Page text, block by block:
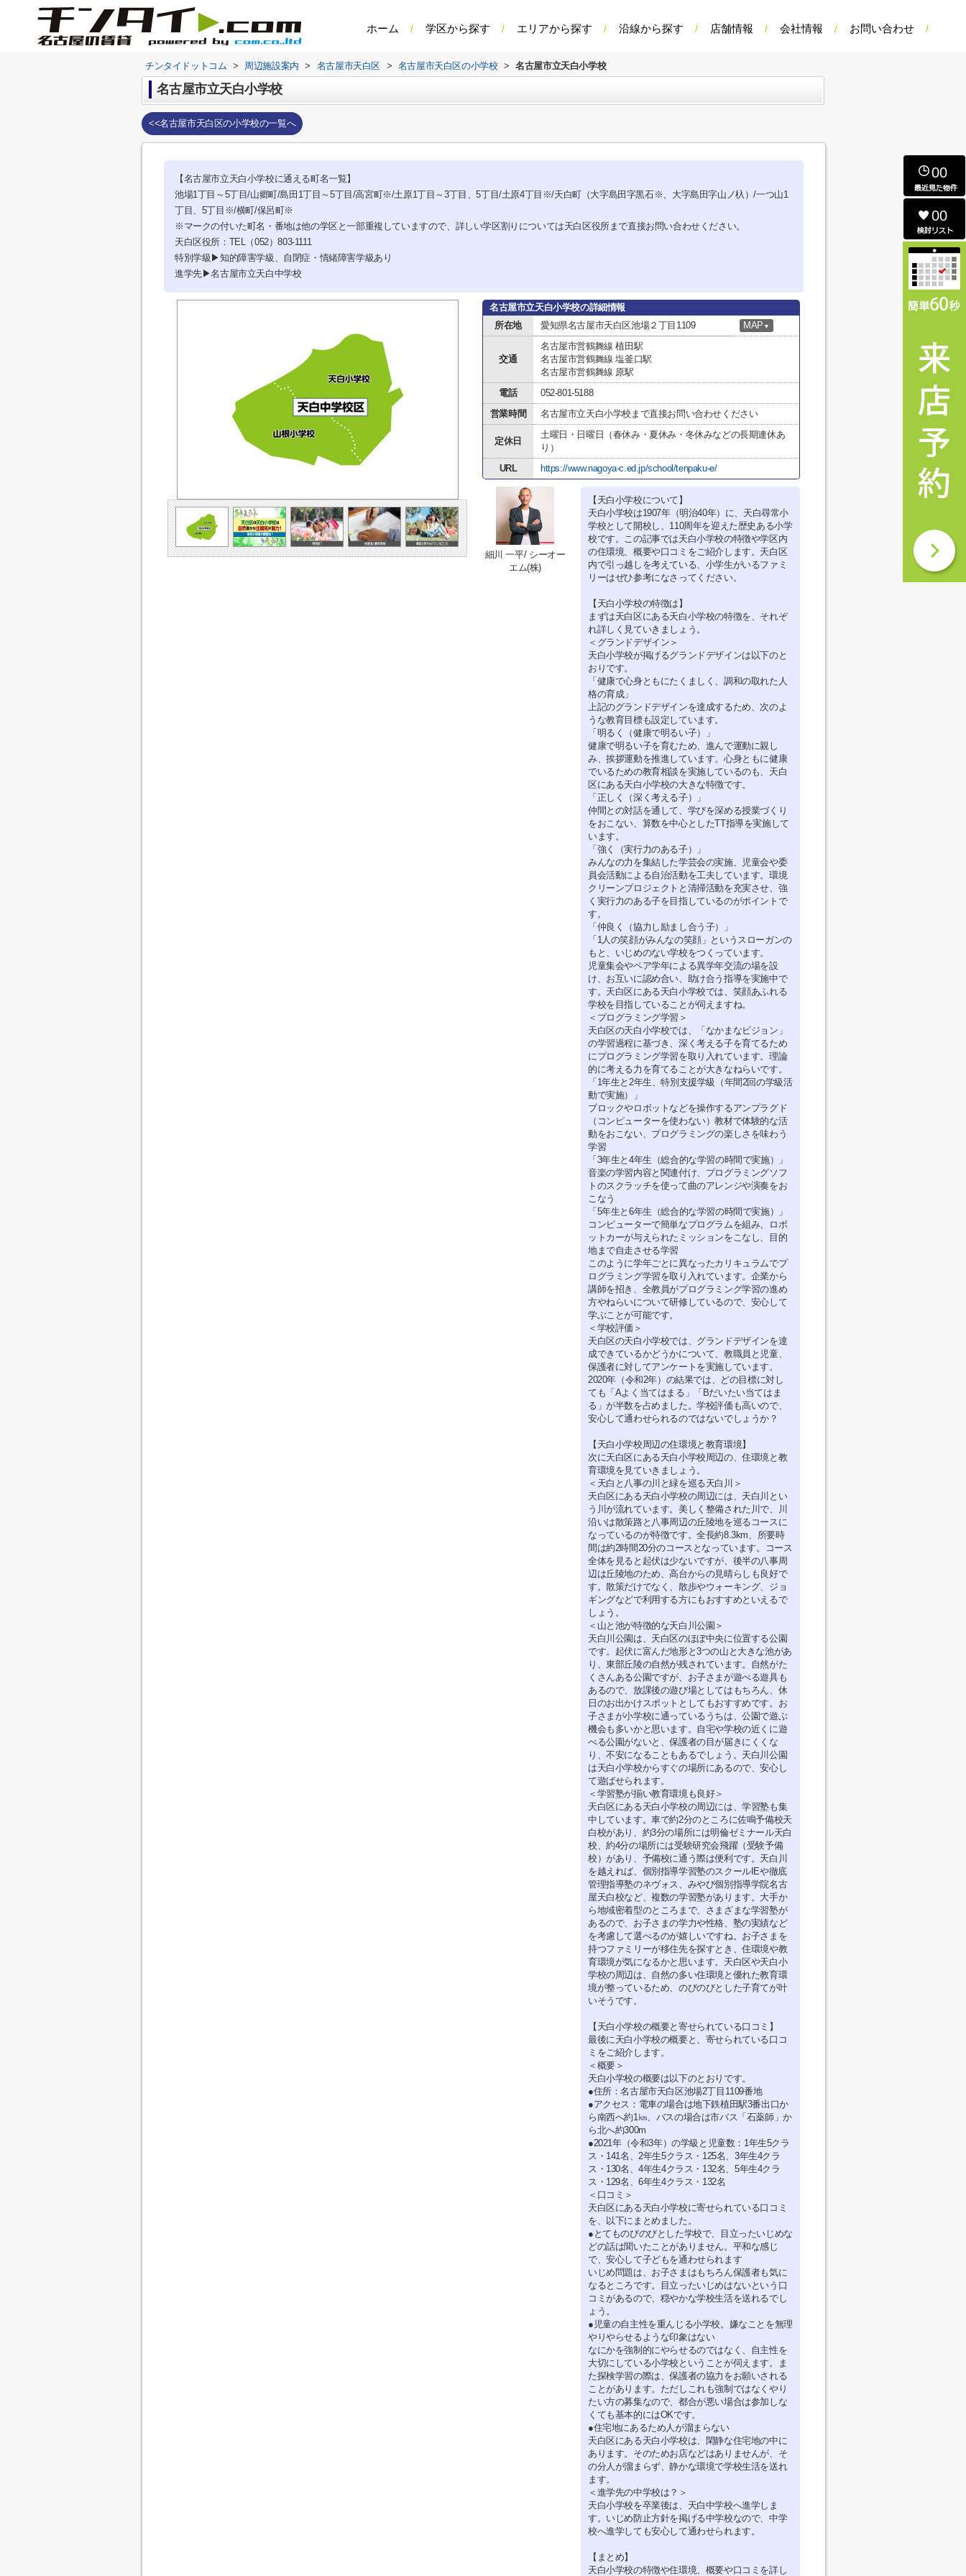
ホーム 学区から探す エリアから探す 沿線から探す 店舗情報 会社情報 お問い合わせ
チンタイドットコム > 周辺施設案内 > 名古屋市天白区 > 名古屋市天白区の小学校 > 名古屋市立天白小学校
名古屋市立天白小学校
<<名古屋市天白区の小学校の一覧へ
【名古屋市立天白小学校に通える町名一覧】
池場1丁目～5丁目/山郷町/島田1丁目～5丁目/高宮町※/土原1丁目～3丁目、5丁目/土原4丁目※/天白町（大字島田字黒石※、大字島田字山ノ杁）/一つ山1
丁目、5丁目※/横町/保呂町※
※マークの付いた町名・番地は他の学区と一部重複していますので、詳しい学区割りについては天白区役所まで直接お問い合わせください。
天白区役所：TEL（052）803-1111
特別学級▶知的障害学級、自閉症・情緒障害学級あり
進学先▶名古屋市立天白中学校
名古屋市立天白小学校の詳細情報
所在地
愛知県名古屋市天白区池場２丁目1109 MAP ▼
交通
名古屋市営鶴舞線 植田駅
名古屋市営鶴舞線 塩釜口駅
名古屋市営鶴舞線 原駅
電話
052-801-5188
営業時間
名古屋市立天白小学校まで直接お問い合わせください
定休日
土曜日・日曜日（春休み・夏休み・冬休みなどの長期連休あ
り）
URL
https://www.nagoya-c.ed.jp/school/tenpaku-e/
細川 一平/ シーオー
エム(株)
【天白小学校について】
天白小学校は1907年（明治40年）に、天白尋常小
学校として開校し、110周年を迎えた歴史ある小学
校です。この記事では天白小学校の特徴や学区内
の住環境、概要や口コミをご紹介します。天白区
内で引っ越しを考えている、小学生がいるファミ
リーはぜひ参考になさってください。
【天白小学校の特徴は】
まずは天白区にある天白小学校の特徴を、それぞ
れ詳しく見ていきましょう。
＜グランドデザイン＞
天白小学校が掲げるグランドデザインは以下のと
おりです。
「健康で心身ともにたくましく、調和の取れた人
格の育成」
上記のグランドデザインを達成するため、次のよ
うな教育目標も設定しています。
「明るく（健康で明るい子）」
健康で明るい子を育むため、進んで運動に親し
み、挨拶運動を推進しています。心身ともに健康
でいるための教育相談を実施しているのも、天白
区にある天白小学校の大きな特徴です。
「正しく（深く考える子）」
仲間との対話を通して、学びを深める授業づくり
をおこない、算数を中心としたTT指導を実施して
います。
「強く（実行力のある子）」
みんなの力を集結した学芸会の実施、児童会や委
員会活動による自治活動を工夫しています。環境
クリーンプロジェクトと清掃活動を充実させ、強
く実行力のある子を目指しているのがポイントで
す。
「仲良く（協力し励まし合う子）」
「1人の笑顔がみんなの笑顔」というスローガンの
もと、いじめのない学校をつくっています。
児童集会やペア学年による異学年交流の場を設
け、お互いに認め合い、助け合う指導を実施中で
す。天白区にある天白小学校では、笑顔あふれる
学校を目指していることが伺えますね。
＜プログラミング学習＞
天白区の天白小学校では、「なかまなビジョン」
の学習過程に基づき、深く考える子を育てるため
にプログラミング学習を取り入れています。理論
的に考える力を育てることが大きなねらいです。
「1年生と2年生、特別支援学級（年間2回の学級活
動で実施）」
ブロックやロボットなどを操作するアンプラグド
（コンピューターを使わない）教材で体験的な活
動をおこない、プログラミングの楽しさを味わう
学習
「3年生と4年生（総合的な学習の時間で実施）」
音楽の学習内容と関連付け、プログラミングソフ
トのスクラッチを使って曲のアレンジや演奏をお
こなう
「5年生と6年生（総合的な学習の時間で実施）」
コンピューターで簡単なプログラムを組み、ロボ
ットカーが与えられたミッションをこなし、目的
地まで自走させる学習
このように学年ごとに異なったカリキュラムでプ
ログラミング学習を取り入れています。企業から
講師を招き、全教員がプログラミング学習の進め
方やねらいについて研修しているので、安心して
学ぶことが可能です。
＜学校評価＞
天白区の天白小学校では、グランドデザインを達
成できているかどうかについて、教職員と児童、
保護者に対してアンケートを実施しています。
2020年（令和2年）の結果では、どの目標に対し
ても「Aよく当てはまる」「Bだいたい当てはま
る」が半数を占めました。学校評価も高いので、
安心して通わせられるのではないでしょうか？
【天白小学校周辺の住環境と教育環境】
次に天白区にある天白小学校周辺の、住環境と教
育環境を見ていきましょう。
＜天白と八事の川と緑を巡る天白川＞
天白区にある天白小学校の周辺には、天白川とい
う川が流れています。美しく整備された川で、川
沿いは散策路と八事周辺の丘陵地を巡るコースに
なっているのが特徴です。全長約8.3km、所要時
間は約2時間20分のコースとなっています。コース
全体を見ると起伏は少ないですが、後半の八事周
辺は丘陵地のため、高台からの見晴らしも良好で
す。散策だけでなく、散歩やウォーキング、ジョ
ギングなどで利用する方にもおすすめといえるで
しょう。
＜山と池が特徴的な天白川公園＞
天白川公園は、天白区のほぼ中央に位置する公園
です。起伏に富んだ地形と3つの山と大きな池があ
り、東部丘陵の自然が残されています。自然がた
くさんある公園ですが、お子さまが遊べる遊具も
あるので、放課後の遊び場としてはもちろん、休
日のお出かけスポットとしてもおすすめです。お
子さまが小学校に通っているうちは、公園で遊ぶ
機会も多いかと思います。自宅や学校の近くに遊
べる公園がないと、保護者の目が届きにくくな
り、不安になることもあるでしょう。天白川公園
は天白小学校からすぐの場所にあるので、安心し
て遊ばせられます。
＜学習塾が揃い教育環境も良好＞
天白区にある天白小学校の周辺には、学習塾も集
中しています。車で約2分のところに佐鳴予備校天
白校があり、約3分の場所には明倫ゼミナール天白
校、約4分の場所には受験研究会飛躍（受験予備
校）があり、予備校に通う際は便利です。天白川
を越えれば、個別指導学習塾のスクールIEや徹底
管理指導塾のネヴォス、みやび個別指導学院名古
屋天白校など、複数の学習塾があります。大手か
ら地域密着型のところまで、さまざまな学習塾が
あるので、お子さまの学力や性格、塾の実績など
を考慮して選べるのが嬉しいですね。お子さまを
持つファミリーが移住先を探すとき、住環境や教
育環境が気になるかと思います。天白区や天白小
学校の周辺は、自然の多い住環境と優れた教育環
境が整っているため、のびのびとした子育てが叶
いそうです。
【天白小学校の概要と寄せられている口コミ】
最後に天白小学校の概要と、寄せられている口コ
ミをご紹介します。
＜概要＞
天白小学校の概要は以下のとおりです。
●住所：名古屋市天白区池場2丁目1109番地
●アクセス：電車の場合は地下鉄植田駅3番出口か
ら南西へ約1㎞、バスの場合は市バス「石薬師」か
ら北へ約300m
●2021年（令和3年）の学級と児童数：1年生5クラ
ス・141名、2年生5クラス・125名、3年生4クラ
ス・130名、4年生4クラス・132名、5年生4クラ
ス・129名、6年生4クラス・132名
＜口コミ＞
天白区にある天白小学校に寄せられている口コミ
を、以下にまとめました。
●とてものびのびとした学校で、目立ったいじめな
どの話は聞いたことがありません。平和な感じ
で、安心して子どもを通わせられます
いじめ問題は、お子さまはもちろん保護者も気に
なるところです。目立ったいじめはないという口
コミがあるので、穏やかな学校生活を送れるでし
ょう。
●児童の自主性を重んじる小学校。嫌なことを無理
やりやらせるような印象はない
なにかを強制的にやらせるのではなく、自主性を
大切にしている小学校ということが伺えます。ま
た探検学習の際は、保護者の協力をお願いされる
ことがあります。ただしこれも強制ではなくやり
たい方の募集なので、都合が悪い場合は参加しな
くても基本的にはOKです。
●住宅地にあるため人が溜まらない
天白区にある天白小学校は、閑静な住宅地の中に
あります。そのためお店などはありませんが、そ
の分人が溜まらず、静かな環境で学校生活を送れ
ます。
＜進学先の中学校は？＞
天白小学校を卒業後は、天白中学校へ進学しま
す。いじめ防止方針を掲げる中学校なので、中学
校へ進学しても安心して通わせられます。
【まとめ】
天白小学校の特徴や住環境、概要や口コミを詳し
00
00